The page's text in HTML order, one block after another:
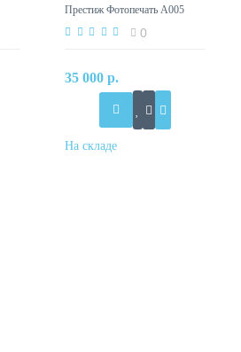
Престиж Фотопечать А005
0
35 000 р.